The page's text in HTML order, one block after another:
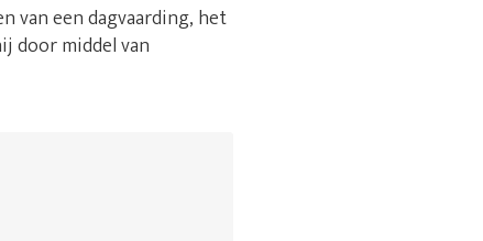
van een dagvaarding, het
door middel van